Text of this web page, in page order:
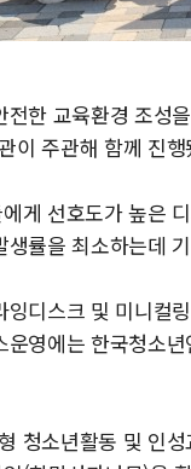
한 교육환경 조성
이 주관해 함께 진
게 선호도가 높은
률을 최소하는데
잉디스크 및 미니컬
영에는 한국청소
청소년활동 및 인